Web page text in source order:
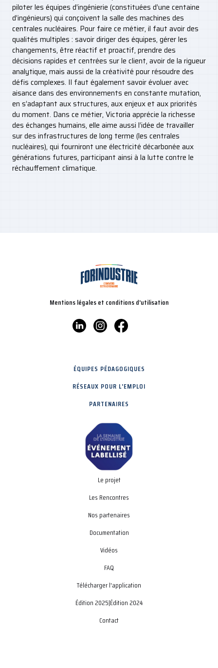
piloter les équipes d’ingénierie (constituées d’une centaine
d’ingénieurs) qui conçoivent la salle des machines des
centrales nucléaires. Pour faire ce métier, il faut avoir des
qualités multiples : savoir diriger des équipes, gérer les
changements, être réactif et proactif, prendre des
décisions rapides et centrées sur le client, avoir de la rigueur
analytique, mais aussi de la créativité pour résoudre des
défis complexes. Il faut également savoir évoluer avec
aisance dans des environnements en constante mutation,
en s’adaptant aux structures, aux enjeux et aux priorités
du moment. Dans ce métier, Victoria apprécie la richesse
des échanges humains, elle aime aussi l’idée de travailler
sur des infrastructures de long terme (les centrales
nucléaires), qui fourniront une électricité décarbonée aux
générations futures, participant ainsi à la lutte contre le
réchauffement climatique.
Mentions légales et conditions d'utilisation
ÉQUIPES PÉDAGOGIQUES
RÉSEAUX POUR L'EMPLOI
PARTENAIRES
Le projet
Les Rencontres
Nos partenaires
Documentation
Vidéos
FAQ
Télécharger l'application
Édition 2025|Édition 2024
Contact